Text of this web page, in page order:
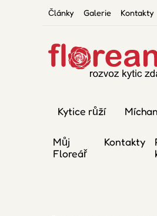
Články Galerie Kontakty
Kytice růží
Můj
Floreář
Kontakty